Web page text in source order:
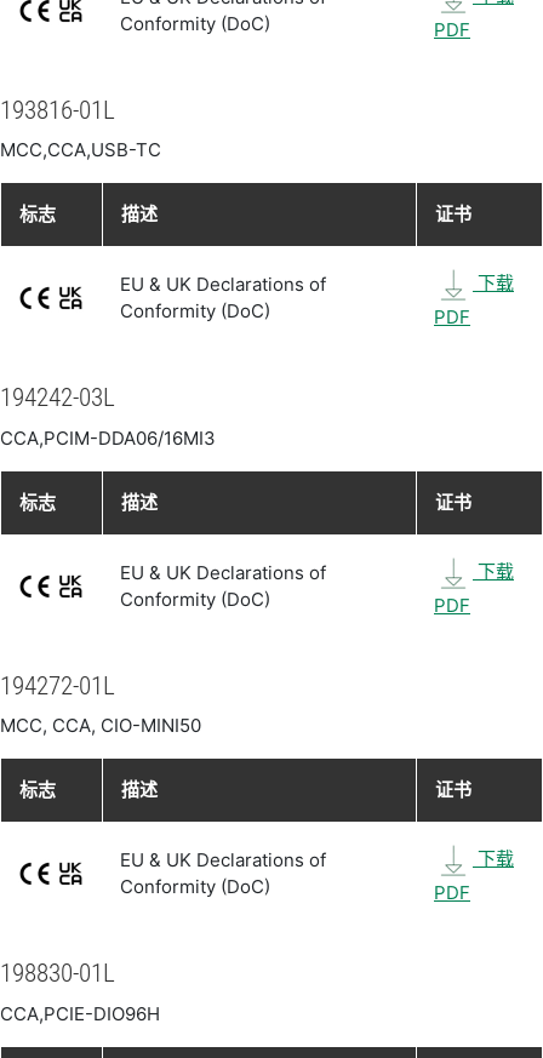
Conformity (DoC)
PDF
193816-01L
MCC,CCA,USB-TC
标志 描述 证书
EU & UK Declarations of
Conformity (DoC)
下载
PDF
194242-03L
CCA,PCIM-DDA06/16MI3
标志 描述 证书
EU & UK Declarations of
Conformity (DoC)
下载
PDF
194272-01L
MCC, CCA, CIO-MINI50
标志 描述 证书
EU & UK Declarations of
Conformity (DoC)
下载
PDF
198830-01L
CCA,PCIE-DIO96H